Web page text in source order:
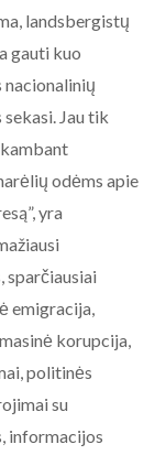
landsbergistų
gauti kuo
nacionalinių
Jau tik
odėms apie
yra
sparčiausiai
emigracija,
korupcija,
politinės
su
informacijos